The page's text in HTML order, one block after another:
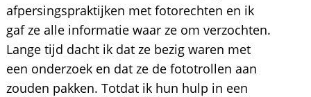
afpersingspraktijken met fotorechten en ik
gaf ze alle informatie waar ze om verzochten.
Lange tijd dacht ik dat ze bezig waren met
een onderzoek en dat ze de fototrollen aan
zouden pakken. Totdat ik hun hulp in een